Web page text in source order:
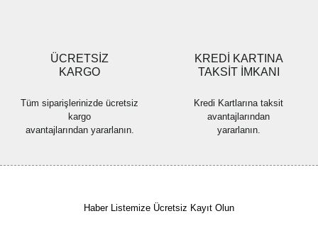
ÜCRETSİZ
KARGO
Tüm siparişlerinizde ücretsiz
kargo
avantajlarından yararlanın.
KREDİ KARTINA
TAKSİT İMKANI
Kredi Kartlarına taksit
avantajlarından
yararlanın.
Haber Listemize Ücretsiz Kayıt Olun